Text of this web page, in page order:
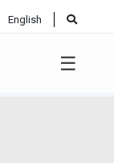
English
☰